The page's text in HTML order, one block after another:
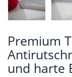
Premium
und harte